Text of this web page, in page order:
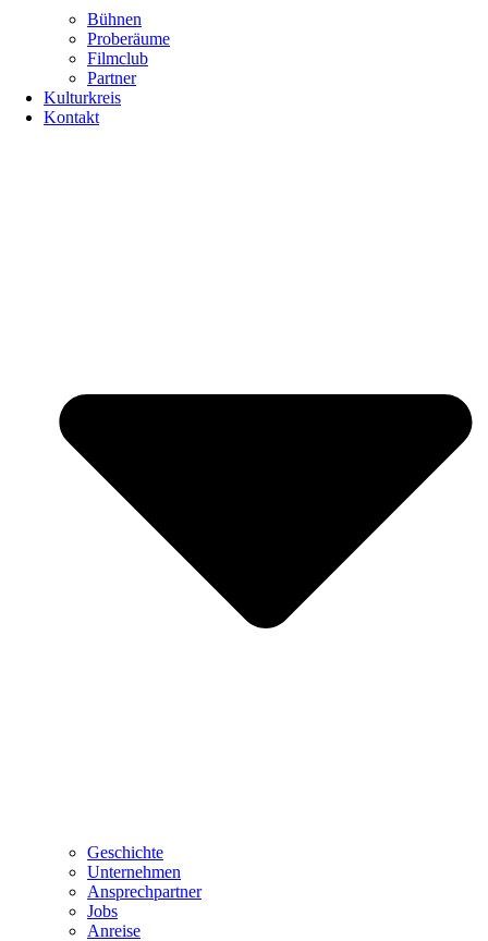
Bühnen
Proberäume
Filmclub
Partner
Kulturkreis
Kontakt
Geschichte
Unternehmen
Ansprechpartner
Jobs
Anreise